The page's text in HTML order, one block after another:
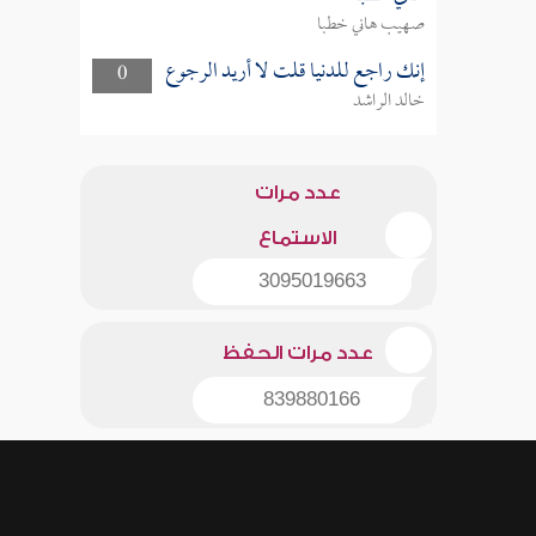
صهيب هاني خطبا
0
إنك راجع للدنيا قلت لا أريد الرجوع
خالد الراشد
عدد مرات
الاستماع
3095019663
عدد مرات الحفظ
839880166